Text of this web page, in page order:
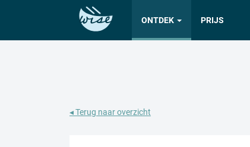
ONTDEK PRIJS
◂ Terug naar overzicht